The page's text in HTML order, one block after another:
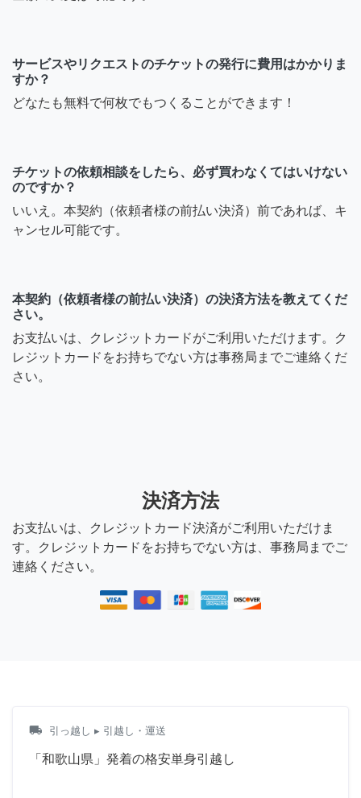
サービスやリクエストのチケットの発行に費用はかかりま
すか？
どなたも無料で何枚でもつくることができます！
チケットの依頼相談をしたら、必ず買わなくてはいけない
のですか？
いいえ。本契約（依頼者様の前払い決済）前であれば、キ
ャンセル可能です。
本契約（依頼者様の前払い決済）の決済方法を教えてくだ
さい。
お支払いは、クレジットカードがご利用いただけます。ク
レジットカードをお持ちでない方は事務局までご連絡くだ
さい。
決済方法
お支払いは、クレジットカード決済がご利用いただけま
す。クレジットカードをお持ちでない方は、事務局までご
連絡ください。
local_shipping 引っ越し ▸ 引越し・運送
「和歌山県」発着の格安単身引越し